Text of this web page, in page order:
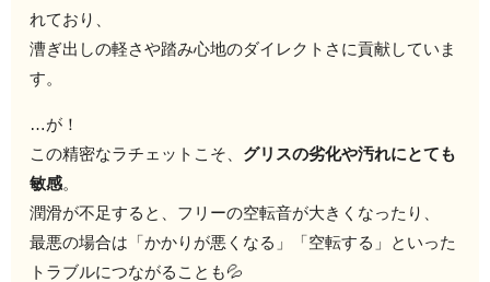
れており、
漕ぎ出しの軽さや踏み心地のダイレクトさに貢献していま
す。
…が！
この精密なラチェットこそ、 グリスの劣化や汚れにとても
敏感。
潤滑が不足すると、フリーの空転音が大きくなったり、
最悪の場合は「かかりが悪くなる」「空転する」といった
トラブルにつながることも💦